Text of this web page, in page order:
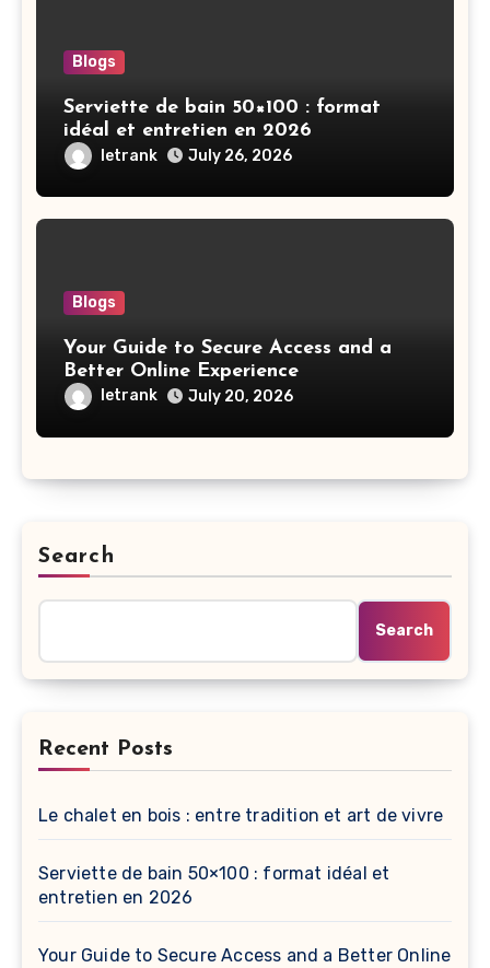
Blogs
Serviette de bain 50×100 : format
idéal et entretien en 2026
letrank July 26, 2026
Blogs
Your Guide to Secure Access and a
Better Online Experience
letrank July 20, 2026
Search
Search
Recent Posts
Le chalet en bois : entre tradition et art de vivre
Serviette de bain 50×100 : format idéal et
entretien en 2026
Your Guide to Secure Access and a Better Online